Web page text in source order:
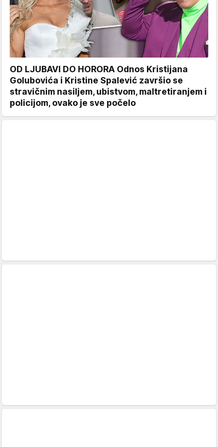
OD LJUBAVI DO HORORA Odnos Kristijana
Golubovića i Kristine Spalević završio se
stravičnim nasiljem, ubistvom, maltretiranjem i
policijom, ovako je sve počelo